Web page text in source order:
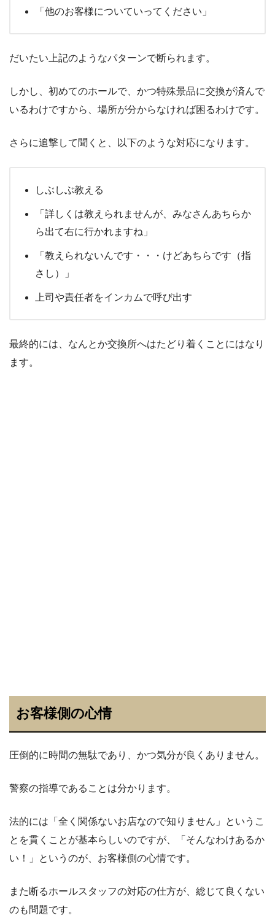
「他のお客様についていってください」
だいたい上記のようなパターンで断られます。
しかし、初めてのホールで、かつ特殊景品に交換が済んで
いるわけですから、場所が分からなければ困るわけです。
さらに追撃して聞くと、以下のような対応になります。
しぶしぶ教える
「詳しくは教えられませんが、みなさんあちらか
ら出て右に行かれますね」
「教えられないんです・・・けどあちらです（指
さし）」
上司や責任者をインカムで呼び出す
最終的には、なんとか交換所へはたどり着くことにはなり
ます。
お客様側の心情
圧倒的に時間の無駄であり、かつ気分が良くありません。
警察の指導であることは分かります。
法的には「全く関係ないお店なので知りません」というこ
とを貫くことが基本らしいのですが、「そんなわけあるか
い！」というのが、お客様側の心情です。
また断るホールスタッフの対応の仕方が、総じて良くない
のも問題です。